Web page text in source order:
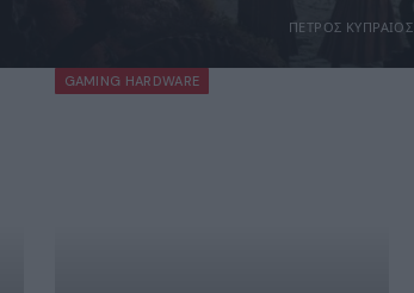
ΠΈΤΡΟΣ ΚΥΠΡΑΊΟΣ
GAMING HARDWARE